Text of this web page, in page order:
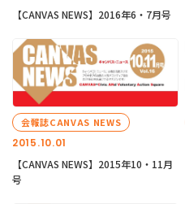
【CANVAS NEWS】2016年6・7月号
2015.10.01
会報誌CANVAS NEWS
【CANVAS NEWS】2015年10・11月
号